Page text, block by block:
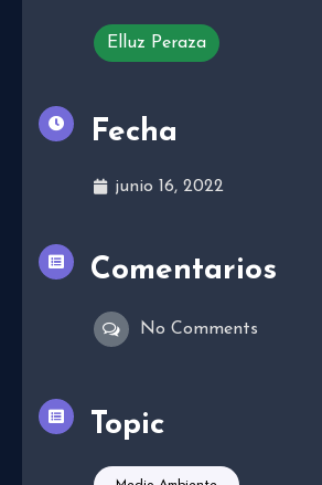
Elluz Peraza
Fecha
junio 16, 2022
Comentarios
No Comments
Topic